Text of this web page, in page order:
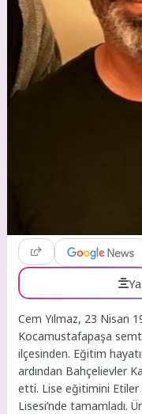
Cem Yılmaz, 23 Nisan
Kocamustafapaşa
ilçesinden. Eğitim
ardından Bahçelievler
etti. Lise eğitimini
Lisesi’nde tamamladı.